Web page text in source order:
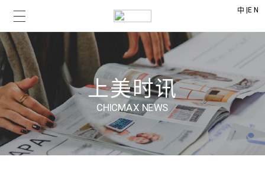
中 |EN
上美时讯
CHICMAX NEWS